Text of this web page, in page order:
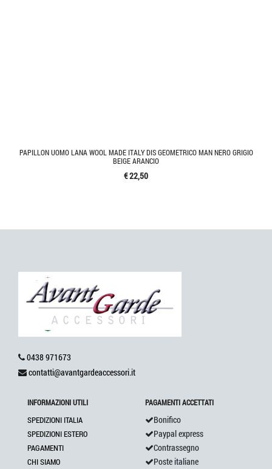
PAPILLON UOMO LANA WOOL MADE ITALY DIS GEOMETRICO MAN NERO GRIGIO
BEIGE ARANCIO
€ 22,50
0438 971673
contatti@avantgardeaccessori.it
INFORMAZIONI UTILI
SPEDIZIONI ITALIA
SPEDIZIONI ESTERO
PAGAMENTI
CHI SIAMO
PAGAMENTI ACCETTATI
Bonifico
Paypal express
Contrassegno
Poste italiane